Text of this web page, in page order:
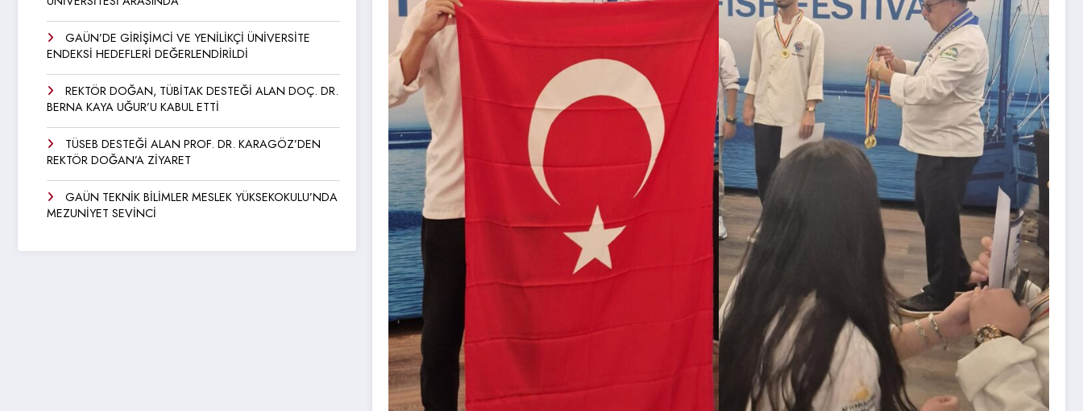
GAÜN’DE GİRİŞİMCİ VE YENİLİKÇİ ÜNİVERSİTE
ENDEKSİ HEDEFLERİ DEĞERLENDİRİLDİ
REKTÖR DOĞAN, TÜBİTAK DESTEĞİ ALAN DOÇ. DR.
BERNA KAYA UĞUR’U KABUL ETTİ
TÜSEB DESTEĞİ ALAN PROF. DR. KARAGÖZ’DEN
REKTÖR DOĞAN’A ZİYARET
GAÜN TEKNİK BİLİMLER MESLEK YÜKSEKOKULU’NDA
MEZUNİYET SEVİNCİ